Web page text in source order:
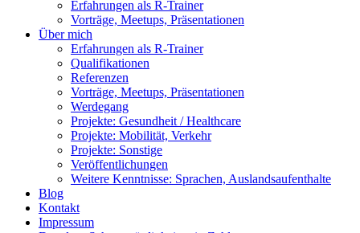
Erfahrungen als R-Trainer
Vorträge, Meetups, Präsentationen
Über mich
Erfahrungen als R-Trainer
Qualifikationen
Referenzen
Vorträge, Meetups, Präsentationen
Werdegang
Projekte: Gesundheit / Healthcare
Projekte: Mobilität, Verkehr
Projekte: Sonstige
Veröffentlichungen
Weitere Kenntnisse: Sprachen, Auslandsaufenthalte
Blog
Kontakt
Impressum